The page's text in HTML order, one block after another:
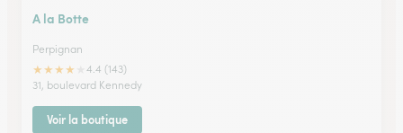
A la Botte
Perpignan
★★★★
4.4 (143)
31, boulevard Kennedy
Voir la boutique